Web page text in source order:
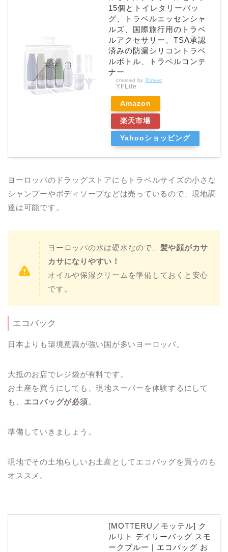
15個とトイレタリーバッ
グ、トラベルエッセンシャ
ルズ、国際旅行用のトラベ
ルアクセサリー、TSA承認
済みの防漏シリコントラベ
ルボトル、トラベルコンテ
ナー
created by Rinker
YFLife
Amazon
楽天市場
Yahooショッピング
ヨーロッパのドラッグストアにもトラベルサイズの小さな
シャンプーやボディソープなどは売っているので、現地調
達は可能です。
ヨーロッパの水は硬水なので、 髪や顔がカサ
カサになりやすい！
オイルや保湿クリームを準備しておくと安心
です。
エコバック
日本よりも環境意識が強い国が多いヨーロッパ。
大抵のお店でレジ袋が有料です。
お土産を買うにしても、現地スーパーを体験するにして
も、 エコバッグが必須。
準備していきましょう。
現地でその土地らしいお土産としてエコバッグを買うのも
オススメ。
[MOTTERU／モッテル] ク
ルリト デイリーバッグ スモ
ークブルー | エコバッグ お